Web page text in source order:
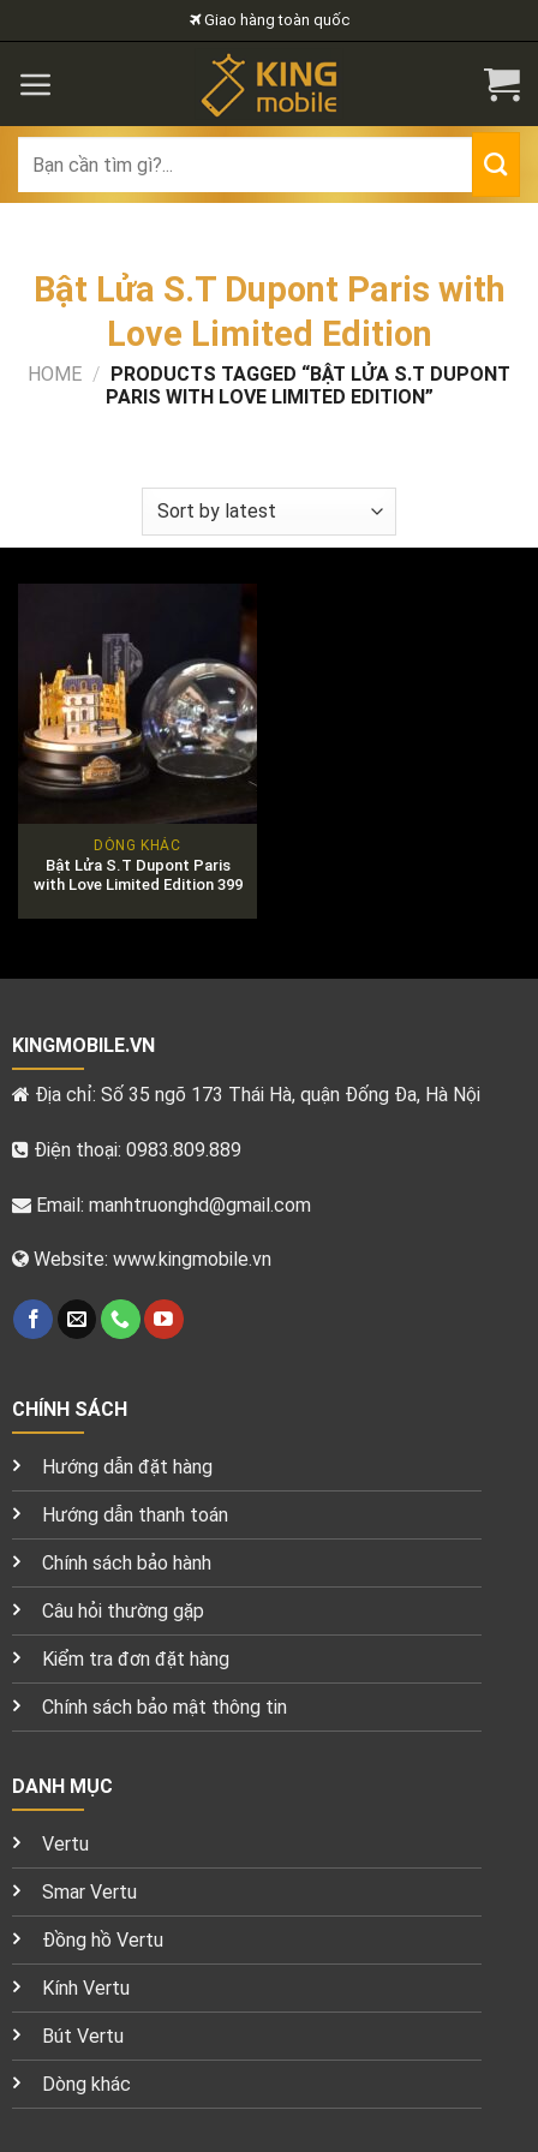
to
content
Giao hàng toàn quốc
for:
Bật Lửa S.T Dupont Paris with
Love Limited Edition
HOME / PRODUCTS TAGGED “BẬT LỬA S.T DUPONT
PARIS WITH LOVE LIMITED EDITION”
DÒNG KHÁC
Bật Lửa S.T Dupont Paris
with Love Limited Edition 399
KINGMOBILE.VN
Địa chỉ: Số 35 ngõ 173 Thái Hà, quận Đống Đa, Hà Nội
Điện thoại: 0983.809.889
Email: manhtruonghd@gmail.com
Website: www.kingmobile.vn
CHÍNH SÁCH
Hướng dẫn đặt hàng
Hướng dẫn thanh toán
Chính sách bảo hành
Câu hỏi thường gặp
Kiểm tra đơn đặt hàng
Chính sách bảo mật thông tin
DANH MỤC
Vertu
Smar Vertu
Đồng hồ Vertu
Kính Vertu
Bút Vertu
Dòng khác